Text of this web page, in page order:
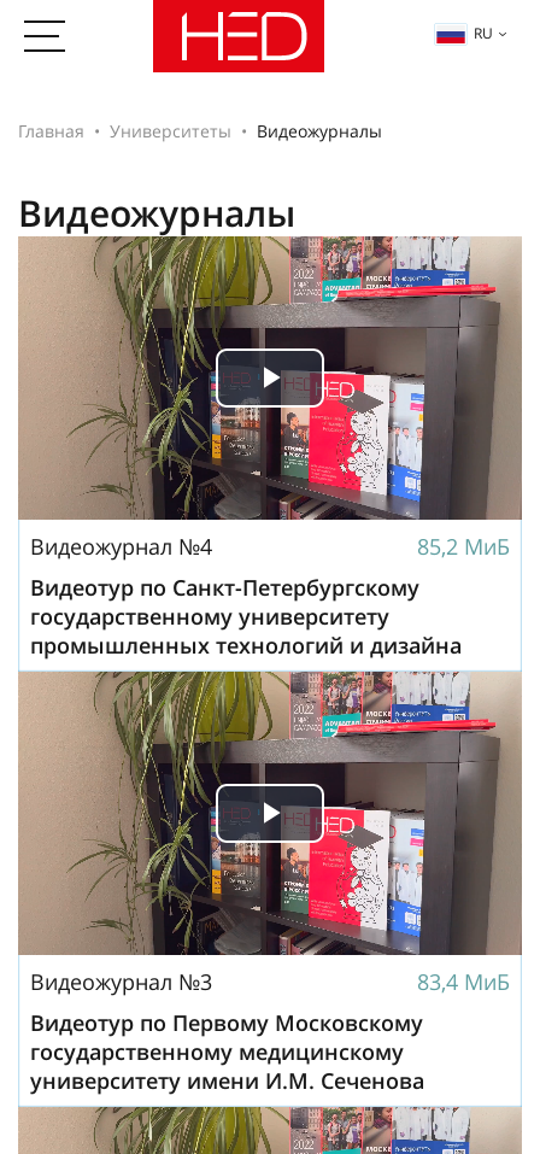
RU
Главная Университеты Видеожурналы
Видеожурналы
Play
Video
Видеожурнал №4
85,2 МиБ
Видеотур по Санкт-Петербургскому
государственному университету
промышленных технологий и дизайна
Play
Video
Видеожурнал №3
83,4 МиБ
Видеотур по Первому Московскому
государственному медицинскому
университету имени И.М. Сеченова